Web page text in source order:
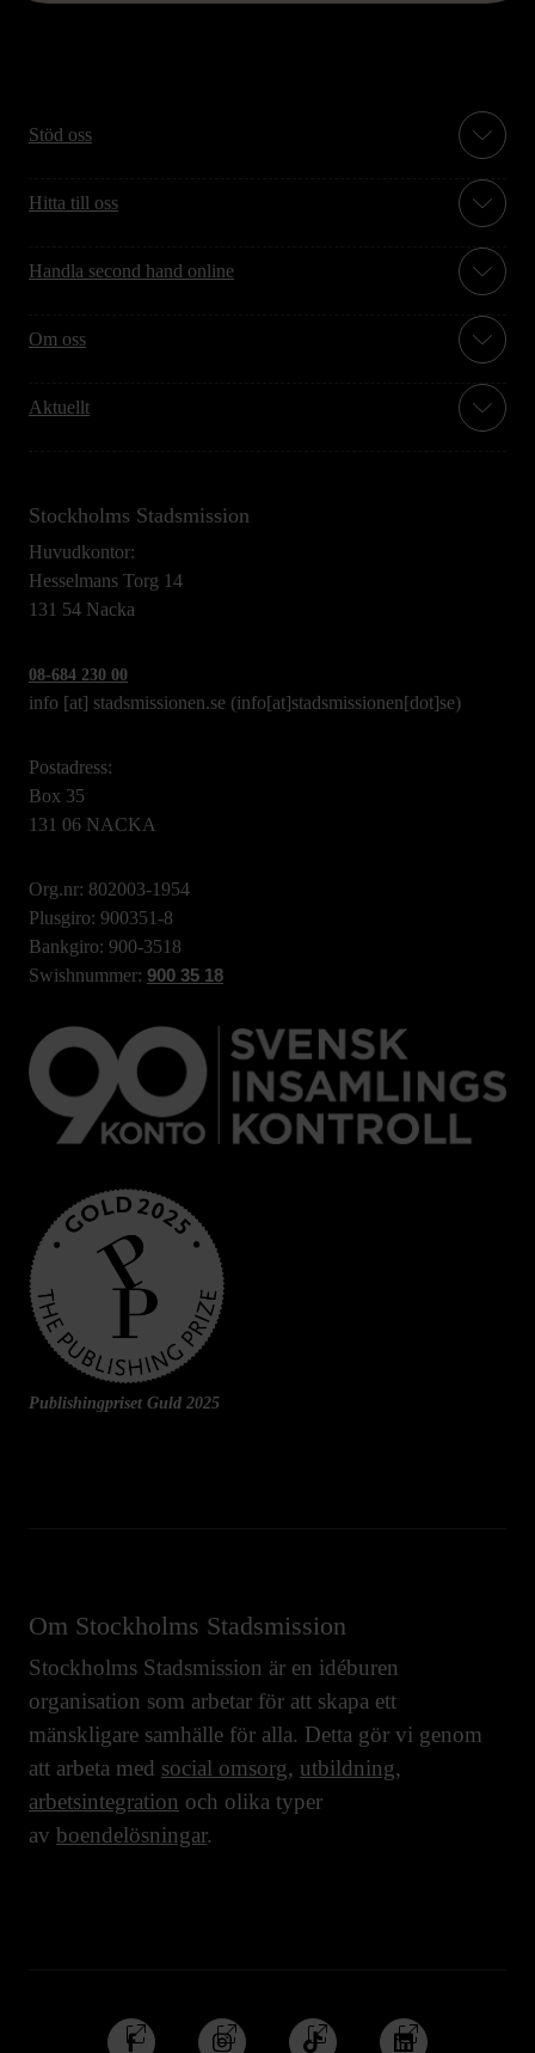
Stöd oss
Hitta till oss
Handla second hand online
Om oss
Aktuellt
Stockholms Stadsmission
Huvudkontor:
Hesselmans Torg 14
131 54 Nacka
08-684 230 00
info [at] stadsmissionen.se (info[at]stadsmissionen[dot]se)
Postadress:
Box 35
131 06 NACKA
Org.nr: 802003-1954
Plusgiro: 900351-8
Bankgiro: 900-3518
Swishnummer: 900 35 18
Publishingpriset Guld 2025
Om Stockholms Stadsmission
Stockholms Stadsmission är en idéburen
organisation som arbetar för att skapa ett
mänskligare samhälle för alla. Detta gör vi genom
att arbeta med social omsorg, utbildning,
arbetsintegration och olika typer
av boendelösningar.
Följ
Följ
Följ
Följ